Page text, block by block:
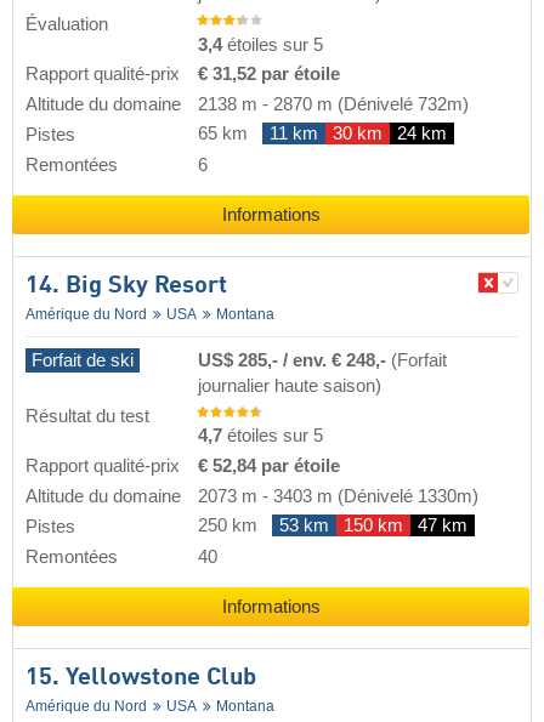
Évaluation
3,4étoiles sur 5
Rapport qualité-prix
€ 31,52 par étoile
Altitude du domaine
2138 m - 2870 m (Dénivelé 732m)
Pistes
65 km 11 km 30 km
24 km
Remontées
6
Informations
14. Big Sky Resort
Amérique du Nord USA Montana
Forfait de ski US$ 285,- / env. € 248,- (Forfait
journalier haute saison)
Résultat du test
4,7 étoiles sur 5
Rapport qualité-prix
€ 52,84 par étoile
Altitude du domaine
2073 m - 3403 m (Dénivelé 1330m)
Pistes
250 km 53 km 150 km
47 km
Remontées
40
Informations
15. Yellowstone Club
Amérique du Nord USA Montana